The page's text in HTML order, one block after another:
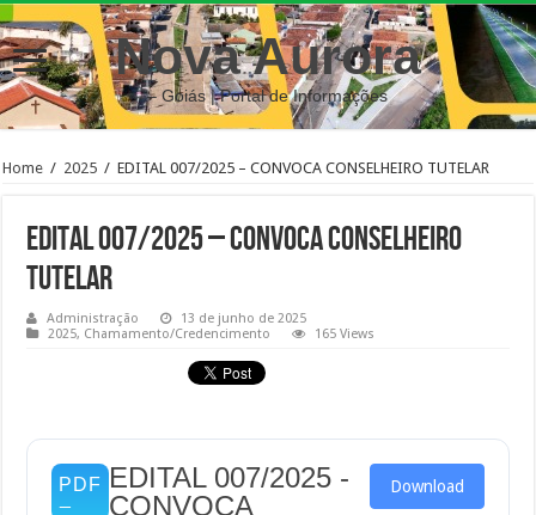
Nova Aurora
– Goiás | Portal de Informações
Home / 2025 / EDITAL 007/2025 – CONVOCA CONSELHEIRO TUTELAR
EDITAL 007/2025 – CONVOCA CONSELHEIRO
TUTELAR
Administração
13 de junho de 2025
2025, Chamamento/Credencimento 165 Views
EDITAL 007/2025 -
CONVOCA
Download